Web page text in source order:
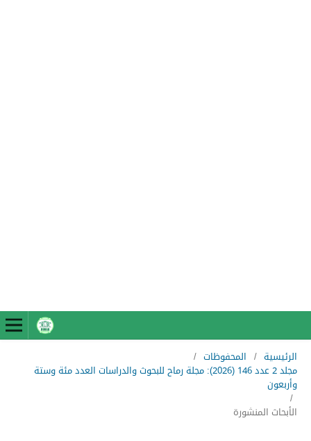
الرئيسية / المحفوظات /
مجلد 2 عدد 146 (2026): مجلة رماح للبحوث والدراسات العدد مئة وستة
وأربعون
/
الأبحاث المنشورة